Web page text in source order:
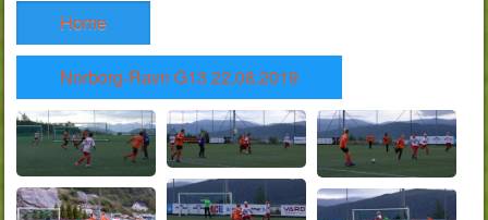
Home
Norborg-Ravn G13 22.08.2019